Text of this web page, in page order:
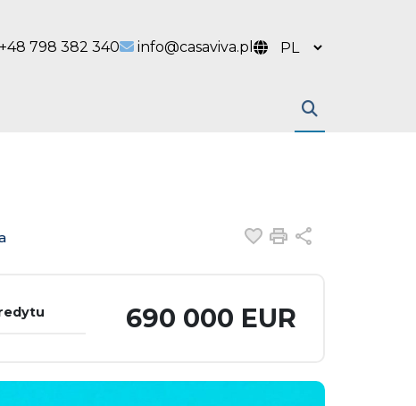
linklink
+48 798 382 340 info@casaviva.pl
Dodaj do
Drukuj
690 000 EUR